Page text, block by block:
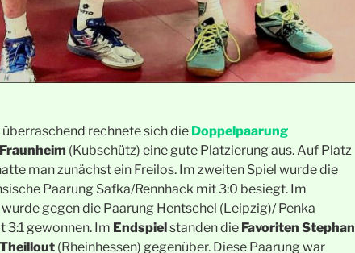
rechnete sich die Doppelpaarung
(Kubschütz) eine gute Platzierung aus. Auf Platz
man zunächst ein Freilos. Im zweiten Spiel wurde die
Paarung Safka/Rennhack mit 3:0 besiegt. Im
wurde gegen die Paarung Hentschel (Leipzig)/ Penka
3:1 gewonnen. Im Endspielstanden die Favoriten Stephan
(Rheinhessen) gegenüber. Diese Paarung war